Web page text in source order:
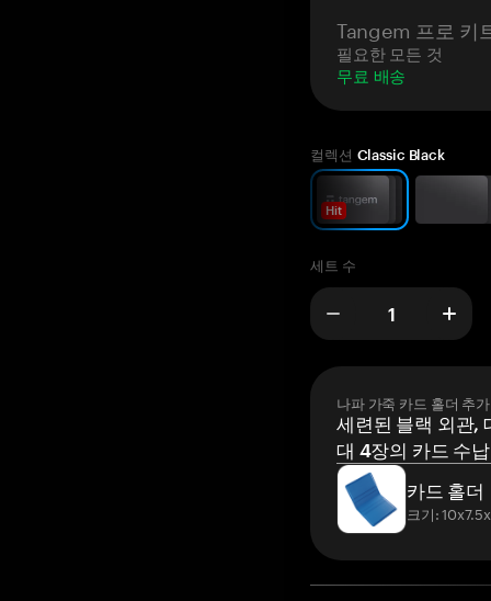
Tangem 프로 키
필요한 모든 것
무료 배송
컬렉션 Classic Black
Hit
세트 수
나파 가죽 카드 홀더 추가
세련된 블랙 외관,
대 4장의 카드 수
카드 홀더
크기: